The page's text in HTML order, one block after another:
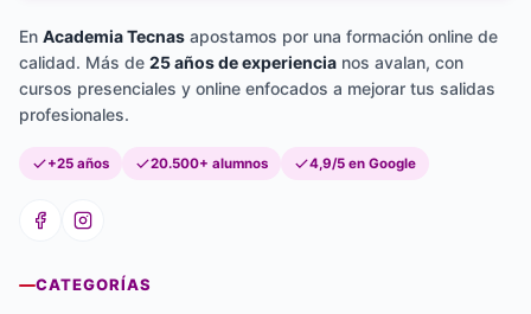
En Academia Tecnas apostamos por una formación online de
calidad. Más de 25 años de experiencia nos avalan, con
cursos presenciales y online enfocados a mejorar tus salidas
profesionales.
+25 años 20.500+ alumnos 4,9/5 en Google
CATEGORÍAS